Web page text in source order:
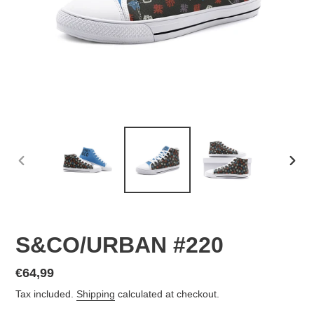
PREVIOUS
S&CO/URBAN #220
Regular
price
€64,99
Tax included. Shipping calculated at checkout.